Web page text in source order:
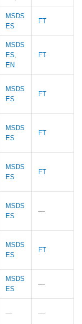
MSDS
ES
FT
MSDS
ES,
EN
FT
MSDS
ES
FT
MSDS
ES
FT
MSDS
ES
FT
MSDS
ES
—
MSDS
ES
FT
MSDS
ES
—
— —